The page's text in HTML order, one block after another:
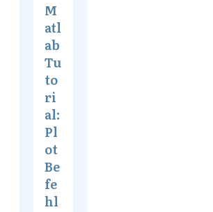
M
atl
ab
Tu
to
ri
al:
Pl
ot
Be
fe
hl